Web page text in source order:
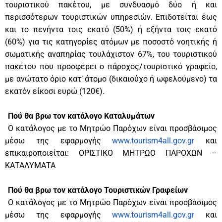
τουριστικού πακέτου, με συνδυασμό δύο ή και
περισσότερων τουριστικών υπηρεσιών. Επιδοτείται έως
και το πενήντα τοις εκατό (50%) ή εξήντα τοις εκατό
(60%) για τις κατηγορίες ατόμων με ποσοστό νοητικής ή
σωματικής αναπηρίας τουλάχιστον 67%, του τουριστικού
πακέτου που προσφέρει ο πάροχος/τουριστικό γραφείο,
με ανώτατο όριο κατ’ άτομο (δικαιούχο ή ωφελούμενο) τα
εκατόν είκοσι ευρώ (120€).
Πού θα βρω τον κατάλογο Καταλυμάτων
Ο κατάλογος με το Μητρώο Παρόχων είναι προσβάσιμος
μέσω της εφαρμογήςwww.tourism4all.gov.grκαι
επικαιροποιείται: ΟΡΙΣΤΙΚΟ ΜΗΤΡΩΟ ΠΑΡΟΧΩΝ –
ΚΑΤΑΛΥΜΑΤΑ
Πού θα βρω τον κατάλογο Τουριστικών Γραφείων
Ο κατάλογος με το Μητρώο Παρόχων είναι προσβάσιμος
μέσω της εφαρμογήςwww.tourism4all.gov.grκαι